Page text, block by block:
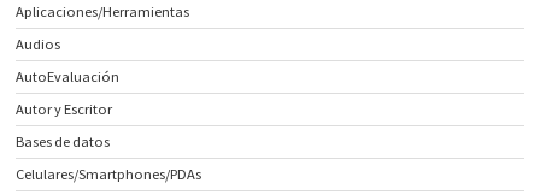
Aplicaciones/Herramientas
Audios
AutoEvaluación
Autor y Escritor
Bases de datos
Celulares/Smartphones/PDAs